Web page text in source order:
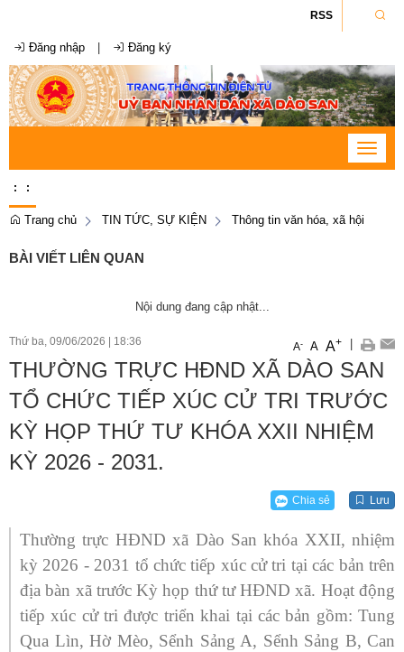
RSS
Đăng nhập Đăng ký
Toggle
: :
Trang chủ TIN TỨC, SỰ KIỆN Thông tin văn hóa, xã hội
BÀI VIẾT LIÊN QUAN
Nội dung đang cập nhật...
Thứ ba, 09/06/2026 18:36 A- A A+
THƯỜNG TRỰC HĐND XÃ DÀO SAN
TỔ CHỨC TIẾP XÚC CỬ TRI TRƯỚC
KỲ HỌP THỨ TƯ KHÓA XXII NHIỆM
KỲ 2026 - 2031.
Chia sẻ Lưu
Thường trực HĐND xã Dào San khóa XXII, nhiệm
kỳ 2026 - 2031 tổ chức tiếp xúc cử tri tại các bản trên
địa bàn xã trước Kỳ họp thứ tư HĐND xã. Hoạt động
tiếp xúc cử tri được triển khai tại các bản gồm: Tung
Qua Lìn, Hờ Mèo, Sểnh Sảng A, Sểnh Sảng B, Can